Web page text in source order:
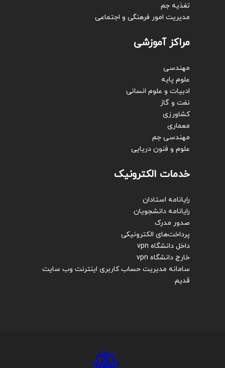
تغذیه جم
مدیریت امور فرهنگی و اجتماعی
مراکز آموزشی
مهندسی
علوم پایه
ادبیات و علوم انسانی
نفت و گاز
کشاورزی
معماری
مهندسی جم
علوم و فنون دریایی
خدمات الکترونیک
رایانامه استادان
رایانامه دانشجویان
صدور مدرک
پرداخت‌های الکترونیکی
داخل دانشگاه vpn
خارج دانشگاه vpn
سامانه مدیریت حساب کاربری اینترنت وب سایت
قدیم